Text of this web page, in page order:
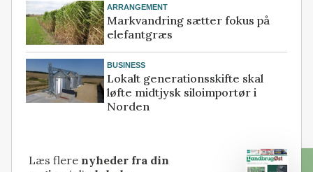
ARRANGEMENT
Markvandring sætter fokus på
elefantgræs
BUSINESS
Lokalt generationsskifte skal
løfte midtjysk siloimportør i
Norden